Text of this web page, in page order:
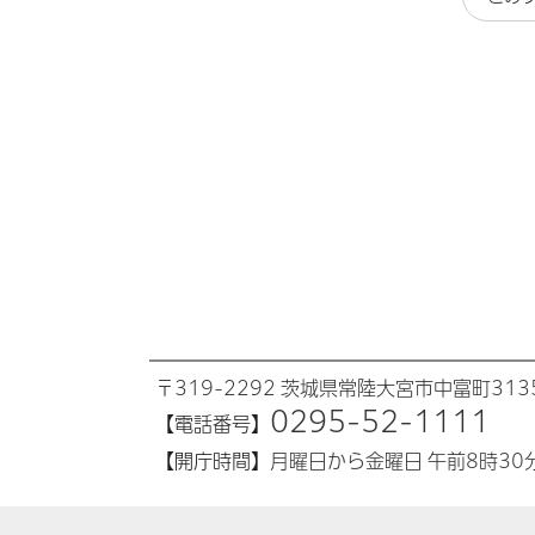
〒319-2292 茨城県常陸大宮市中富町
【電話番号】 0295-52-1111
【開庁時間】 月曜日から金曜日 午前8時